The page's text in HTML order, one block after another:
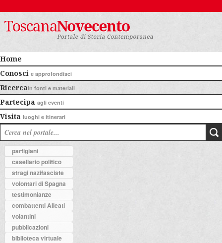
Home
Conosci e approfondisci
Ricercain fonti e materiali
Partecipa agli eventi
Visita luoghi e itinerari
partigiani
casellario politico
stragi nazifasciste
volontari di Spagna
testimonianze
combattenti Alleati
volantini
pubblicazioni
biblioteca virtuale